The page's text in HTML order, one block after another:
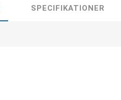
SPECIFIKATIONER